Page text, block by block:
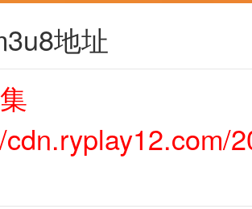
地址